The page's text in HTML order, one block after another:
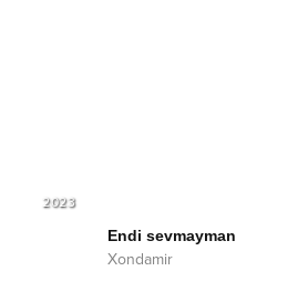
2023
Endi sevmayman
Xondamir